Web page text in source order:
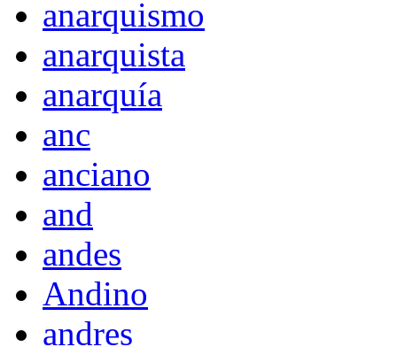
anarquismo
anarquista
anarquía
anc
anciano
and
andes
Andino
andres